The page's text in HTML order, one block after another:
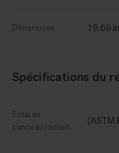
Dimensions 19.69
Spécifications du
Essai au
panneau radiant
(ASTM